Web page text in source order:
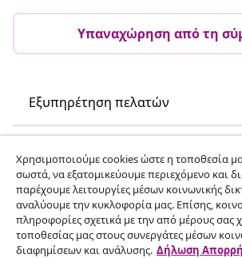
Υπαναχώρηση από τη
Εξυπηρέτηση πελατών
vidaXL
Ανακαλύψτε περισσότερα
Χρησιμοποιούμε cookies ώστε η τοποθεσία
σωστά, να εξατομικεύουμε περιεχόμενο και
παρέχουμε λειτουργίες μέσων κοινωνικής
αναλύουμε την κυκλοφορία μας. Επίσης,
πληροφορίες σχετικά με την από μέρους σας
τοποθεσίας μας στους συνεργάτες μέσων
διαφημίσεων και ανάλυσης. Δήλωση